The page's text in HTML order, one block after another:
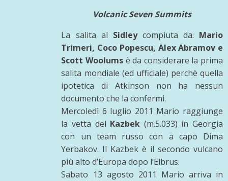
Volcanic Seven Summits
La salita al Sidleycompiuta da: Mario
Trimeri, Coco Popescu, Alex Abramov e
Scott Woolums è da considerare la prima
salita mondiale (ed ufficiale) perchè quella
ipotetica di Atkinson non ha nessun
documento che la confermi.
Mercoledì 6 luglio 2011 Mario raggiunge
la vetta del Kazbek (m.5.033) in Georgia
con un team russo con a capo Dima
Yerbakov. Il Kazbek è il secondo vulcano
più alto d’Europa dopo l’Elbrus.
Sabato 13 agosto 2011 Mario arriva in